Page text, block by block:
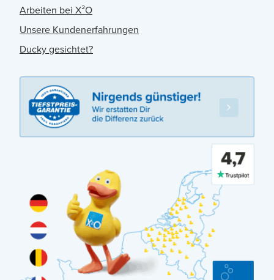
Arbeiten bei X²O
Unsere Kundenerfahrungen
Ducky gesichtet?